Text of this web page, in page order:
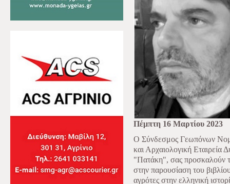
Πέμπτη 16 Μαρτίου 2023
Ο Σύνδεσμος Γεωπόνων
και Αρχαιολογική Εταιρεία
"Πατάκη", σας προσκαλούν
στην παρουσίαση του
αγρότες στην ελληνική